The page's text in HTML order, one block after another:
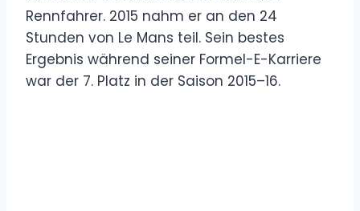
Rennfahrer. 2015 nahm er an den 24
Stunden von Le Mans teil. Sein bestes
Ergebnis während seiner Formel-E-Karriere
war der 7. Platz in der Saison 2015–16.